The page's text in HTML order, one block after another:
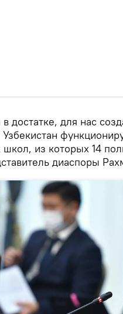
достатке, для нас
школ, из которых 14
диаспоры